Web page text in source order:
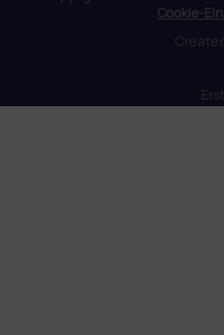
Cookie-